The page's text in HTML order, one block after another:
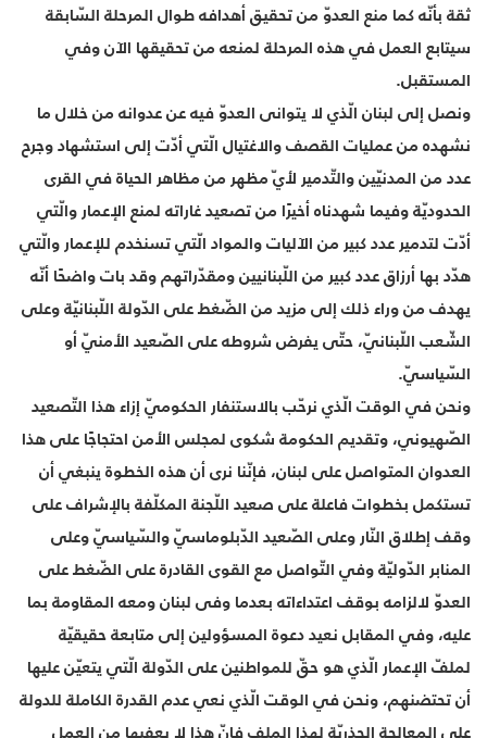
ثقة بأنّه كما منع العدوّ من تحقيق أهدافه طوال المرحلة السّابقة
سيتابع العمل في هذه المرحلة لمنعه من تحقيقها الآن وفي
المستقبل.
ونصل إلى لبنان الّذي لا يتوانى العدوّ فيه عن عدوانه من خلال ما
نشهده من عمليات القصف والاغتيال الّتي أدّت إلى استشهاد وجرح
عدد من المدنيّين والتّدمير لأيّ مظهر من مظاهر الحياة في القرى
الحدوديّة وفيما شهدناه أخيرًا من تصعيد غاراته لمنع الإعمار والّتي
أدّت لتدمير عدد كبير من الآليات والمواد الّتي تسنخدم للإعمار والّتي
هدّد بها أرزاق عدد كبير من اللّبنانيين ومقدّراتهم وقد بات واضحًا أنّه
يهدف من وراء ذلك إلى مزيد من الضّغط على الدّولة اللّبنانيّة وعلى
الشّعب اللّبنانيّ، حتّى يفرض شروطه على الصّعيد الأمنيّ أو
السّياسيّ.
ونحن في الوقت الّذي نرحّب بالاستنفار الحكوميّ إزاء هذا التّصعيد
الصّهيوني، وتقديم الحكومة شكوى لمجلس الأمن احتجاجًا على هذا
العدوان المتواصل على لبنان، فإنّنا نرى أن هذه الخطوة ينبغي أن
تستكمل بخطوات فاعلة على صعيد اللّجنة المكلّفة بالإشراف على
وقف إطلاق النّار وعلى الصّعيد الدّبلوماسيّ والسّياسيّ وعلى
المنابر الدّوليّة وفي التّواصل مع القوى القادرة على الضّغط على
العدوّ لالزامه بوقف اعتداءاته بعدما وفى لبنان ومعه المقاومة بما
عليه، وفي المقابل نعيد دعوة المسؤولين إلى متابعة حقيقيّة
لملفّ الإعمار الّذي هو حقّ للمواطنين على الدّولة الّتي يتعيّن عليها
أن تحتضنهم، ونحن في الوقت الّذي نعي عدم القدرة الكاملة للدولة
على المعالجة الجذريّة لهذا الملف فإنّ هذا لا يعفيها من العمل